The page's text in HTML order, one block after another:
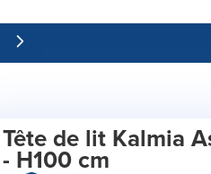
Tête de lit Kalmia
- H100 cm